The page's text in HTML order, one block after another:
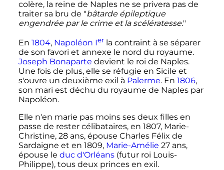
colère, la reine de Naples ne se privera pas de
traiter sa bru de "bâtarde épileptique
engendrée par le crime et la scélératesse."
En 1804, Napoléon Ier la contraint à se séparer
de son favori et annexe le nord du royaume.
Joseph Bonaparte devient le roi de Naples.
Une fois de plus, elle se réfugie en Sicile et
s'ouvre un deuxième exil à Palerme. En 1806,
son mari est déchu du royaume de Naples par
Napoléon.
Elle n'en marie pas moins ses deux filles en
passe de rester célibataires, en 1807, Marie-
Christine, 28 ans, épouse Charles Félix de
Sardaigne et en 1809, Marie-Amélie 27 ans,
épouse le duc d'Orléans(futur roi Louis-
Philippe), tous deux princes en exil.